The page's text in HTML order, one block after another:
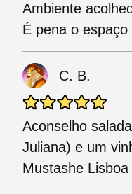
Ambiente
É pena o
C. B.
Aconselho
Juliana) e um
Mustashe